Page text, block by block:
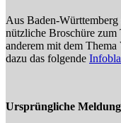
Aus Baden-Württemberg
nützliche Broschüre zum
anderem mit dem
dazu das folgende
Ursprüngliche